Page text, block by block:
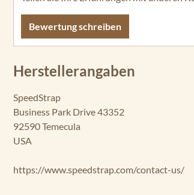
Bewertung schreiben
Herstellerangaben
SpeedStrap
Business Park Drive 43352
92590 Temecula
USA
https://www.speedstrap.com/contact-us/